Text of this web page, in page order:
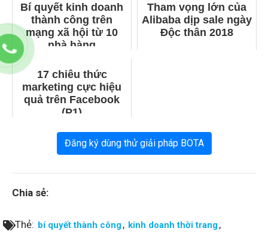
Bí quyết kinh doanh
thành công trên
mạng xã hội từ 10
nhà hàng
Tham vọng lớn của
Alibaba dịp sale ngày
Độc thân 2018
17 chiêu thức
marketing cực hiệu
quả trên Facebook
(P1)
Đăng ký dùng thử giải pháp BOTA
Chia sẻ:
Thẻ: bí quyết thành công, kinh doanh thời trang,